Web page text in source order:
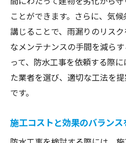
ことができます。さらに、気
講じることで、雨漏りのリス
なメンテナンスの手間を減ら
って、防水工事を依頼する際
た業者を選び、適切な工法を
です。
施工コストと効果のバランス